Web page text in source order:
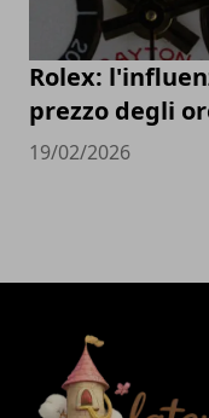
Rolex:
prezzo degli
19/02/2026